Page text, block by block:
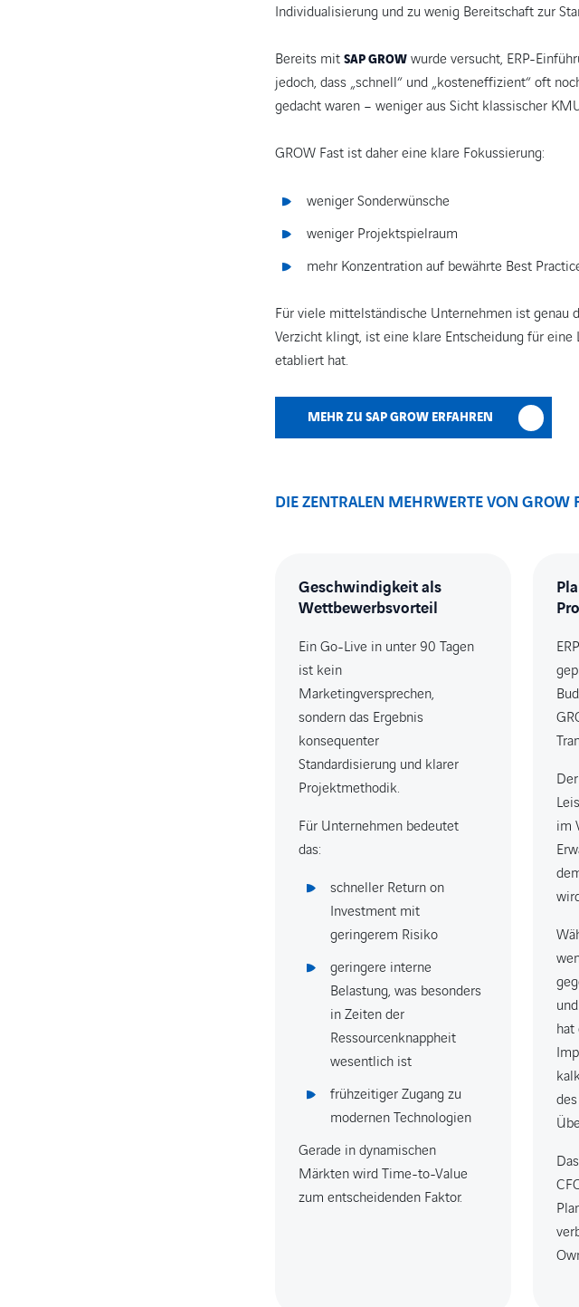
Individualisierung und zu wenig Bereitschaft zur
Bereits mit SAP GROW wurde versucht, ERP-
jedoch, dass „schnell“ und „kosteneffizient“ oft
gedacht waren – weniger aus Sicht klassischer
GROW Fast ist daher eine klare Fokussierung:
weniger Sonderwünsche
weniger Projektspielraum
mehr Konzentration auf bewährte Best
Für viele mittelständische Unternehmen ist genau
Verzicht klingt, ist eine klare Entscheidung für eine
etabliert hat.
MEHR ZU SAP GROW ERFAHREN
DIE ZENTRALEN MEHRWERTE VON GROW
Geschwindigkeit als
Wettbewerbsvorteil
Ein Go-Live in unter 90 Tagen
ist kein
Marketingversprechen,
sondern das Ergebnis
konsequenter
Standardisierung und klarer
Projektmethodik.
Für Unternehmen bedeutet
das:
schneller Return on
Investment mit
geringerem Risiko
geringere interne
Belastung, was besonders
in Zeiten der
Ressourcenknappheit
wesentlich ist
frühzeitiger Zugang zu
modernen Technologien
Gerade in dynamischen
Märkten wird Time-to-Value
zum entscheidenden Faktor.
im
hat